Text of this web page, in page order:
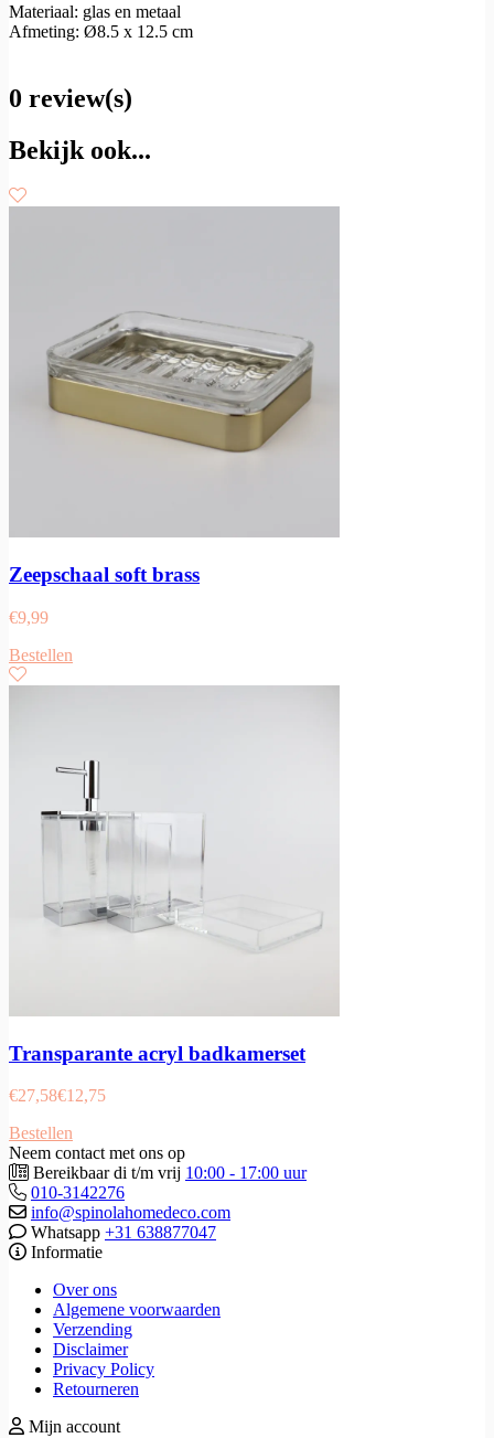
Materiaal: glas en metaal
Afmeting: Ø8.5 x 12.5 cm
0 review(s)
Bekijk ook...
Zeepschaal soft brass
€9,99
Bestellen
Transparante acryl badkamerset
€27,58€12,75
Bestellen
Neem contact met ons op
Bereikbaar di t/m vrij 10:00 - 17:00 uur
010-3142276
info@spinolahomedeco.com
Whatsapp +31 638877047
Informatie
Over ons
Algemene voorwaarden
Verzending
Disclaimer
Privacy Policy
Retourneren
Mijn account